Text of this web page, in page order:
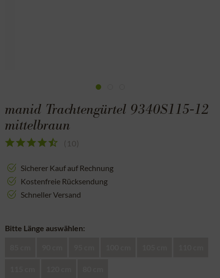
manid Trachtengürtel 9340S115-12
mittelbraun
( 10)
Sicherer Kauf auf Rechnung
Kostenfreie Rücksendung
Schneller Versand
Bitte Länge auswählen: